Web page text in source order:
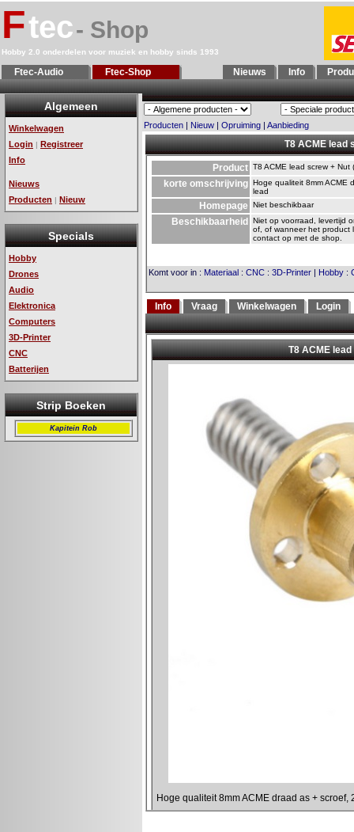
Ftec- Shop
Hobby 2.0 onderdelen voor muziek en hobby sinds 1993
Ftec-Audio Ftec-Shop Nieuws Info
Algemeen
Winkelwagen
Login | Registreer
Info
Nieuws
Producten | Nieuw
Specials
Hobby
Drones
Audio
Elektronica
Computers
3D-Printer
CNC
Batterijen
Strip Boeken
Kapitein Rob
Producten | Nieuw | Opruiming | Aanbieding
T8 ACME lead
Product T8 ACME lead screw + Nut
korte omschrijving Hoge qualiteit 8mm ACME
lead
Homepage Niet beschikbaar
Beschikbaarheid
Niet op voorraad, levertijd
of, of wanneer het product
contact op met de shop.
Komt voor in : Materiaal : CNC : 3D-Printer | Hobby :
Info Vraag Winkelwagen Login